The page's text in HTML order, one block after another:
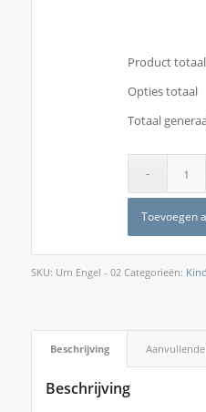
Product totaal
Opties totaal
Totaal
Toevoegen
SKU: Urn Engel - 02 Categorieën:
Beschrijving
Beschrijving